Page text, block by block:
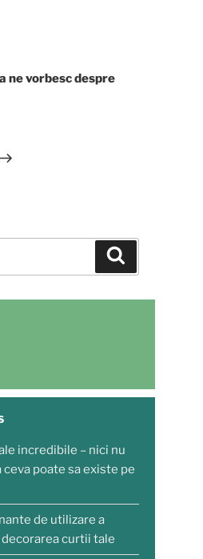
ne vorbesc despre
incredibile – nici nu
ceva poate sa existe pe
de utilizare a
curtii tale